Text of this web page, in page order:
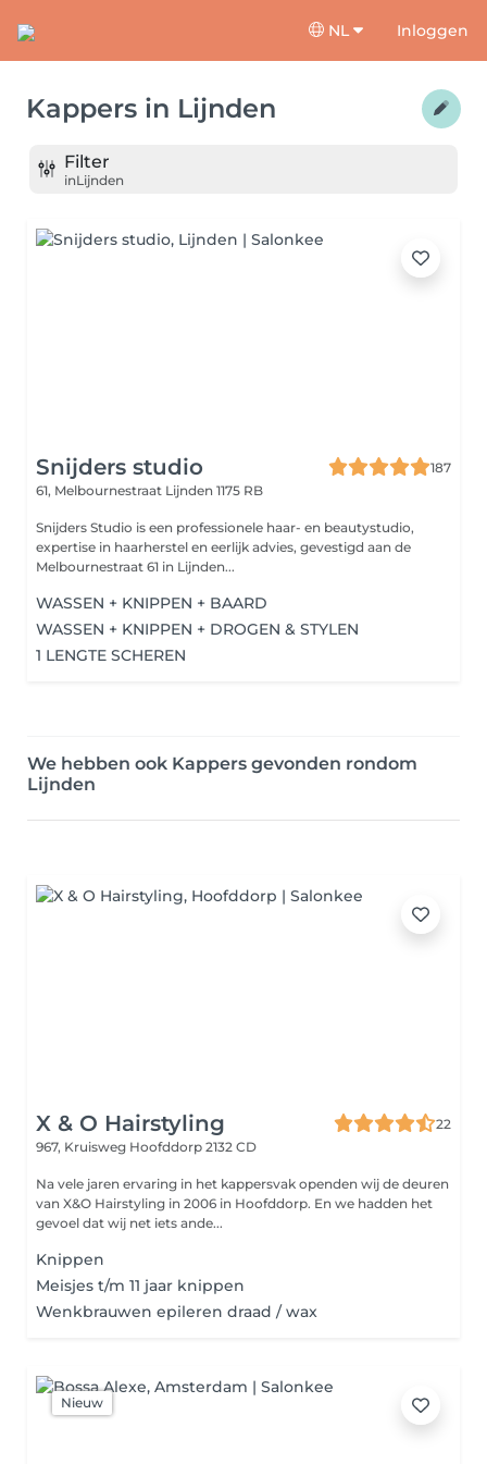
NL Inloggen
Kappers in Lijnden
Filter
inLijnden
Snijders studio
187
61, Melbournestraat Lijnden 1175 RB
Snijders Studio is een professionele haar- en beautystudio,
expertise in haarherstel en eerlijk advies, gevestigd aan de
Melbournestraat 61 in Lijnden...
WASSEN + KNIPPEN + BAARD
WASSEN + KNIPPEN + DROGEN & STYLEN
1 LENGTE SCHEREN
We hebben ook Kappers gevonden rondom
Lijnden
X & O Hairstyling
22
967, Kruisweg Hoofddorp 2132 CD
Na vele jaren ervaring in het kappersvak openden wij de deuren
van X&O Hairstyling in 2006 in Hoofddorp. En we hadden het
gevoel dat wij net iets ande...
Knippen
Meisjes t/m 11 jaar knippen
Wenkbrauwen epileren draad / wax
Nieuw